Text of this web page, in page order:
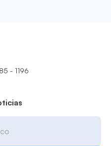
- 1196